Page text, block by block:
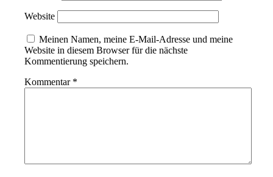
Website
Meinen Namen, meine E-Mail-Adresse und meine
Website in diesem Browser für die nächste
Kommentierung speichern.
Kommentar *